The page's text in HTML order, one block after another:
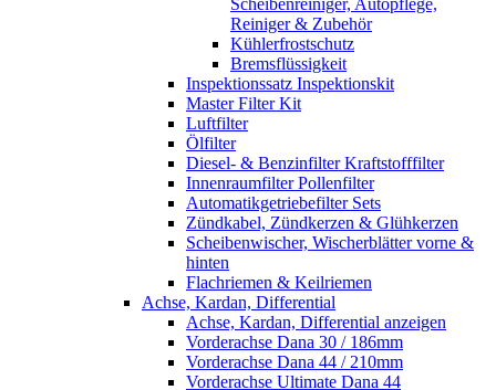
Scheibenreiniger, Autopflege,
Reiniger & Zubehör
Kühlerfrostschutz
Bremsflüssigkeit
Inspektionssatz Inspektionskit
Master Filter Kit
Luftfilter
Ölfilter
Diesel- & Benzinfilter Kraftstofffilter
Innenraumfilter Pollenfilter
Automatikgetriebefilter Sets
Zündkabel, Zündkerzen & Glühkerzen
Scheibenwischer, Wischerblätter vorne &
hinten
Flachriemen & Keilriemen
Achse, Kardan, Differential
Achse, Kardan, Differential anzeigen
Vorderachse Dana 30 / 186mm
Vorderachse Dana 44 / 210mm
Vorderachse Ultimate Dana 44